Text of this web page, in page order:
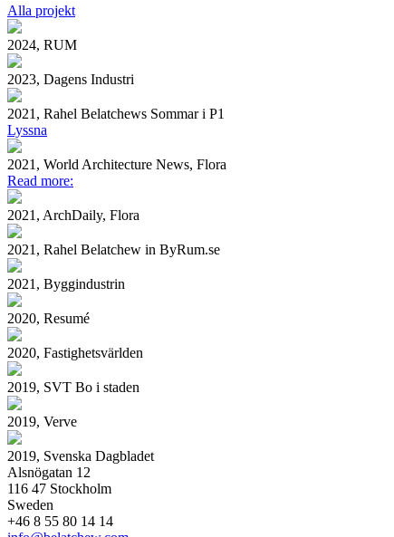
Alla projekt
2024, RUM
2023, Dagens Industri
2021, Rahel Belatchews Sommar i P1
Lyssna
2021, World Architecture News, Flora
Read more:
2021, ArchDaily, Flora
2021, Rahel Belatchew in ByRum.se
2021, Byggindustrin
2020, Resumé
2020, Fastighetsvärlden
2019, SVT Bo i staden
2019, Verve
2019, Svenska Dagbladet
Alsnögatan 12
116 47 Stockholm
Sweden
+46 8 55 80 14 14